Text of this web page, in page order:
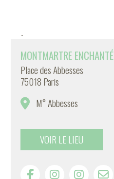
-
MONTMARTRE ENCHANTÉ
Place des Abbesses
75018 Paris
M° Abbesses
VOIR LE LIEU